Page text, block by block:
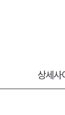
상세사